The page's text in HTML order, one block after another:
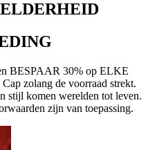
BESPAAR 30% op ELKE
zolang de voorraad strekt.
stijl komen werelden tot leven.
zijn van toepassing.